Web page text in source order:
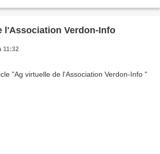
l'Association Verdon-Info
11:32